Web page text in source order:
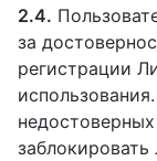
2.4.
за
регистрации